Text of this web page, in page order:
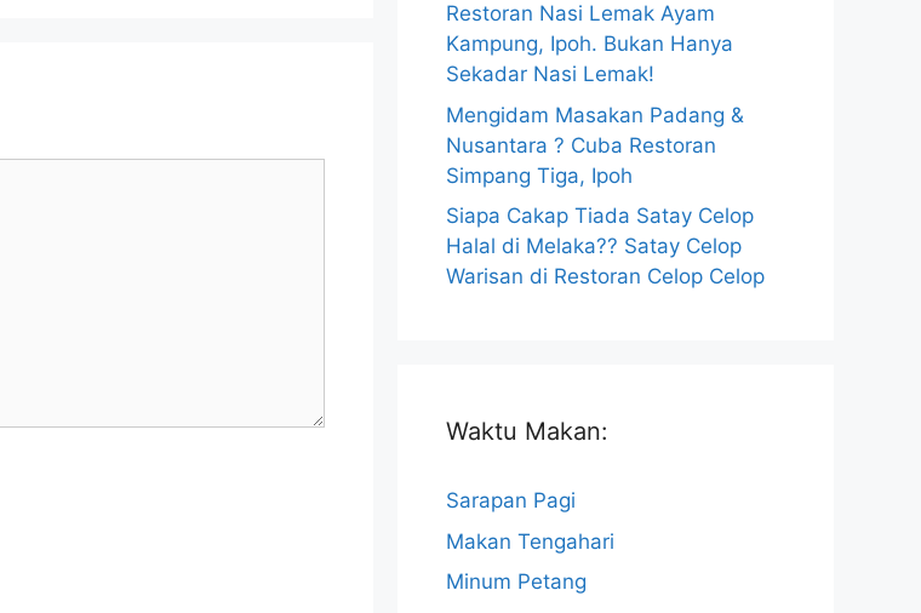
Restoran Nasi Lemak Ayam
Kampung, Ipoh. Bukan Hanya
Sekadar Nasi Lemak!
Mengidam Masakan Padang &
Nusantara ? Cuba Restoran
Simpang Tiga, Ipoh
Siapa Cakap Tiada Satay Celop
Halal di Melaka?? Satay Celop
Warisan di Restoran Celop Celop
Waktu Makan:
Sarapan Pagi
Makan Tengahari
Minum Petang